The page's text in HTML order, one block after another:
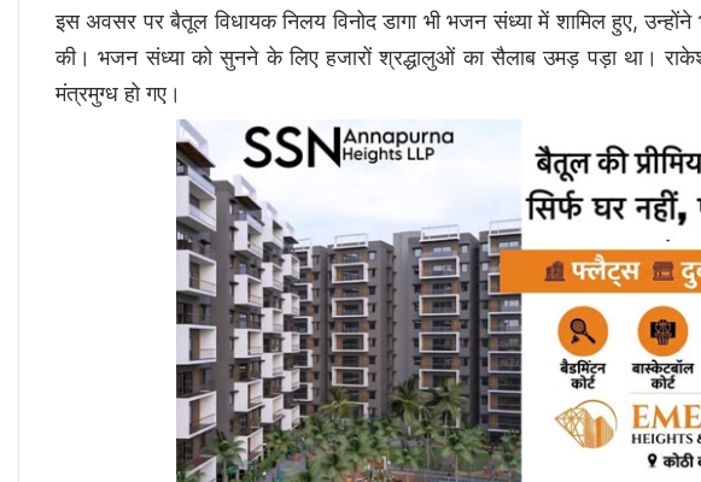
इस अवसर पर बैतूल विधायक निलय विनोद डागा भी भजन संध्या में शामिल हुए,
की। भजन संध्या को सुनने के लिए हजारों श्रद्धालुओं का सैलाब उमड़ पड़ा था।
मंत्रमुग्ध हो गए।